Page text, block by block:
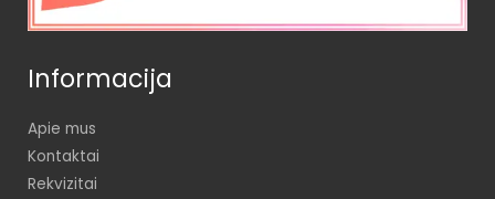
Informacija
Apie mus
Kontaktai
Rekvizitai